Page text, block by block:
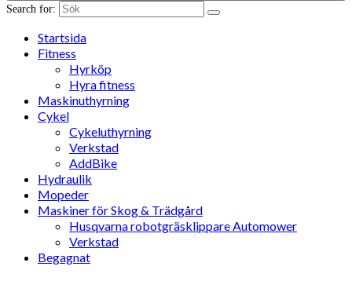
Search for:
Startsida
Fitness
Hyrköp
Hyra fitness
Maskinuthyrning
Cykel
Cykeluthyrning
Verkstad
AddBike
Hydraulik
Mopeder
Maskiner för Skog & Trädgård
Husqvarna robotgräsklippare Automower
Verkstad
Begagnat